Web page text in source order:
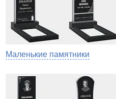
Маленькие памятники